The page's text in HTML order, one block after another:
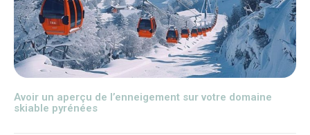
Avoir un aperçu de l’enneigement sur votre domaine
skiable pyrénées